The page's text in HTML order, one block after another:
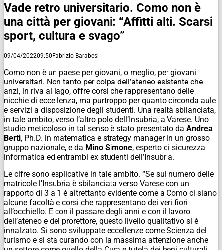
Vade retro universitario. Como non è
una città per giovani: “Affitti alti. Scarsi
sport, cultura e svago”
09/04/202209:50Fabrizio Barabesi
Como non è un paese per giovani, o meglio, per giovani
universitari. Non tanto per colpa dell’ateneo esistente che
anzi, in riva al lago, offre corsi che rappresentano delle
nicchie di eccellenza, ma purtroppo per quanto circonda aule
e servizi a disposizione degli studenti. Una realtà sbilanciata,
in tale ambito, verso l’altro polo dell’Insubria, a Varese. Uno
studio meticoloso in tal senso è stato presentato da Andrea
Berti, Ph.D. in matematica e strategy manager in un grosso
gruppo nazionale, e da Mino Simone, esperto di sicurezza
informatica ed entrambi ex studenti dell’Insubria.
Le cifre sono esplicative in tale ambito. “Se sul numero delle
matricole l’Insubria è sbilanciata verso Varese con un
rapporto di 3 a 1 è altrettanto evidente come a Como ci siano
alcune facoltà e corsi che rappresentano dei veri fiori
all’occhiello. E con il passare degli anni e con il lavoro
dell’ateneo e del prorettore, questo livello qualitativo si è
innalzato. Si sono sviluppate eccellenze come Scienza del
turismo e si sta curando con la massima attenzione anche